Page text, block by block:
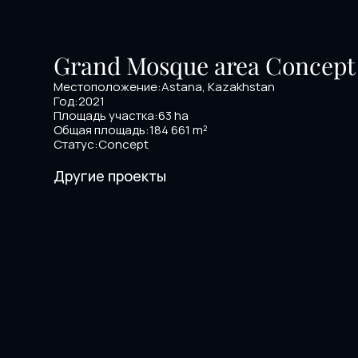
Grand Mosque area Concept
Местоположение:Astana, Kazakhstan
Год:2021
Площадь участка:63 ha
Общая площадь:184 661 m²
Статус:Concept
Другие проекты
NRG Yangi Baxt